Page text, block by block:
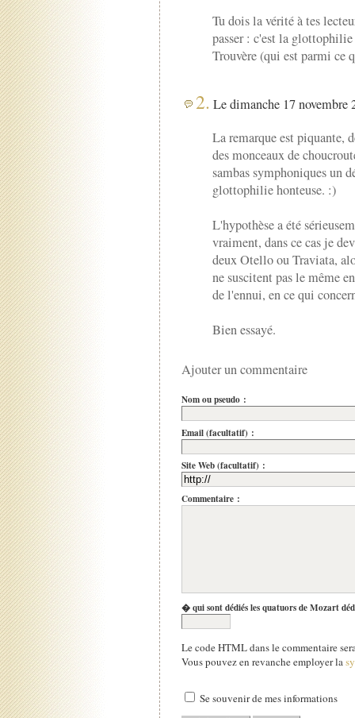
Tu dois la vérité à tes
passer : c'est la
Trouvère (qui est parmi ce
2. Le dimanche 17 novembre
La remarque est piquante,
des monceaux de
sambas symphoniques un
glottophilie honteuse. :)
L'hypothèse a été
vraiment, dans ce cas je
deux Otello ou Traviata,
ne suscitent pas le même
de l'ennui, en ce qui
Bien essayé.
Ajouter un commentaire
Nom ou pseudo :
Email (facultatif) :
Site Web (facultatif) :
Commentaire :
� qui sont dédiés les quatuors de Mozart
Le code HTML dans le commentaire
Vous pouvez en revanche employer la
Se souvenir de mes informations